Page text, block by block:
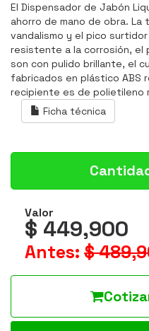
El Dispensador de Jabón
ahorro de mano de obra.
vandalismo y el pico
resistente a la corrosión,
son con pulido brillante, el
fabricados en plástico ABS
recipiente es de polietileno
Ficha técnica
Valor
$ 449,900
Antes: $
DE
RECICLAJE
DE
LIMPIEZA
DE
MATERIALES
LIBRE
PARA
BAÑOS